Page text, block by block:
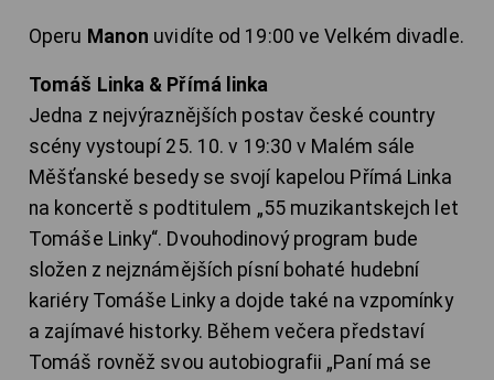
Operu Manon uvidíte od 19:00 ve Velkém divadle.
Tomáš Linka & Přímá linka
Jedna z nejvýraznějších postav české country
scény vystoupí 25. 10. v 19:30 v Malém sále
Měšťanské besedy se svojí kapelou Přímá Linka
na koncertě s podtitulem „55 muzikantskejch let
Tomáše Linky“. Dvouhodinový program bude
složen z nejznámějších písní bohaté hudební
kariéry Tomáše Linky a dojde také na vzpomínky
a zajímavé historky. Během večera představí
Tomáš rovněž svou autobiografii „Paní má se